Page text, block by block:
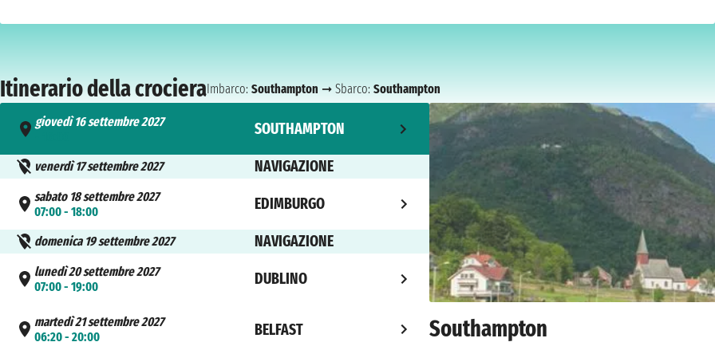
Itinerario della crocieraImbarco: Southampton ➞ Sbarco: Southampton
giovedì 16 settembre 2027
SOUTHAMPTON
venerdì 17 settembre 2027 NAVIGAZIONE
sabato 18 settembre 2027
07:00 - 18:00
EDIMBURGO
domenica 19 settembre 2027 NAVIGAZIONE
lunedì 20 settembre 2027
07:00 - 19:00
DUBLINO
martedì 21 settembre 2027
06:20 - 20:00
BELFAST Southampton